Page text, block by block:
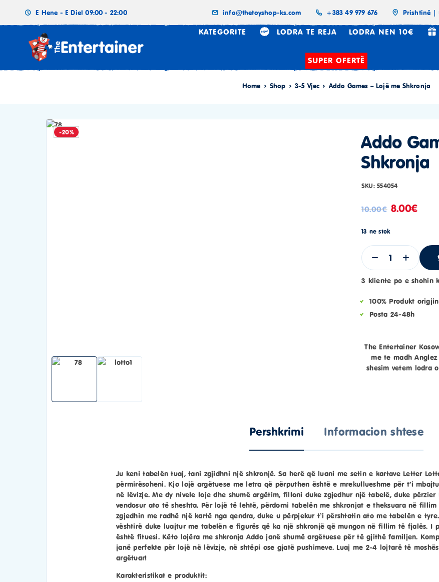
E Hene - E Diel 09:00 - 22:00 info@thetoyshop-ks.com +383 49 979 676 Prishtinë |
KATEGORITE LODRA TE REJA LODRA NEN 10€
SUPER OFERTË
Home Shop 3-5 Vjec Addo Games – Lojë me Shkronja
-20%
Addo
Shkronja
SKU:554054
10.00€ 8.00€
13 ne stok
3 kliente po e shohin
100% Produkt
Posta 24-48h
The Entertainer
me te madh
shesim vetem lodra
Pershkrimi Informacion shtese
Ju keni tabelën tuaj, tani zgjidhni një shkronjë. Sa herë që luani me setin e kartave Letter
përmirësoheni. Kjo lojë argëtuese me letra që përputhen është e mrekullueshme për t’i
në lëvizje. Me dy nivele loje dhe shumë argëtim, filloni duke zgjedhur një tabelë, duke
vendosur ato të sheshta. Për lojë të lehtë, përdorni tabelën me shkronjat e theksuara në
zgjedhin me radhë një kartë nga qendra, duke u përpjekur t’i përshtatin ato me tabelën e
vështirë duke luajtur me tabelën e figurës që ka një shkronjë që mungon në fillim të fjalës. I
është fituesi. Këto lojëra me shkronja Addo janë shumë argëtuese për të gjithë familjen.
janë perfekte për lojë në lëvizje, në shtëpi ose gjatë pushimeve. Luaj me 2-4 lojtarë të
argëtuar!
Karakteristikat e produktit: